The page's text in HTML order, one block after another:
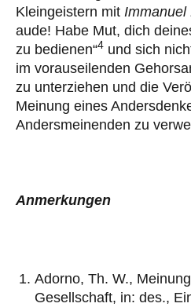
Kleingeistern mit Immanuel
aude! Habe Mut, dich
zu bedienen“4 und sich
im vorauseilenden
zu unterziehen und die
Meinung eines
Andersmeinenden zu
Anmerkungen
Adorno, Th. W.,
Gesellschaft, in: des.,